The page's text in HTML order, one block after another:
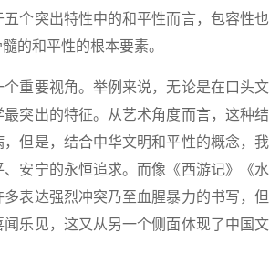
个突出特性中的和平性而言，包容性也
的和平性的根本要素。
重要视角。举例来说，无论是在口头文
突出的特征。从艺术角度而言，这种结
但是，结合中华文明和平性的概念，我
安宁的永恒追求。而像《西游记》《水
表达强烈冲突乃至血腥暴力的书写，但
乐见，这又从另一个侧面体现了中国文